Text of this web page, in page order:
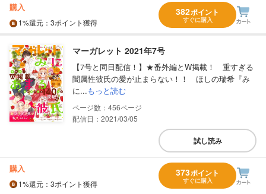
購入
1%還元 ：3ポイント獲得
382ポイント
すぐに購入
マーガレット 2021年7号
【7号と同日配信！】★番外編とW掲載！ 重すぎる
闇属性彼氏の愛が止まらない！！ ほしの瑞希『み
に...もっと読む
456
配信日：2021/03/05
試し読み
購入
1%還元 ：3ポイント獲得
373ポイント
すぐに購入